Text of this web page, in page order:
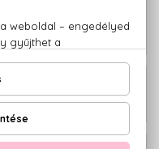
50+150 ml
21.340 Ft
szett 4x10
ml
15.430 Ft